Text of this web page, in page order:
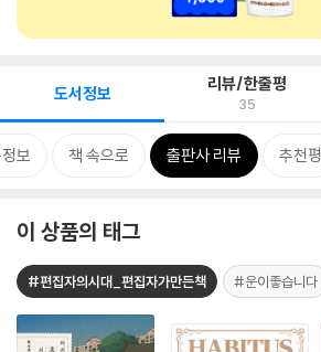
도서정보 리뷰/한줄평
35
보 책 속으로 출판사 리뷰 추천평
이 상품의 태그
#편집자의시대_편집자가만든책 #운이좋습니다